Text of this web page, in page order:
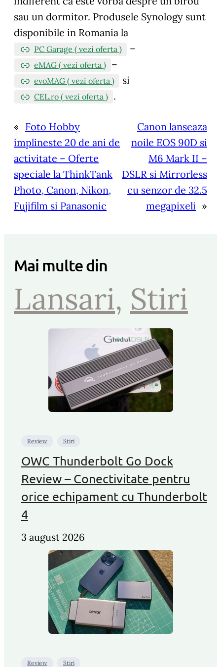
sau un dormitor. Produsele Synology sunt
disponibile in Romania la
PC Garage ( vezi oferta ) –
eMAG ( vezi oferta ) –
evoMAG ( vezi oferta ) si
CEL.ro ( vezi oferta ) .
« Foto Hobby
implineste 20 de ani de
activitate – Oferte
speciale la ThinkTank
Photo, Canon, Nikon,
Fujifilm si Panasonic
Canon lanseaza
noile EOS 90D si
M6 Mark II –
DSLR si Mirrorless
cu senzor de 32.5
megapixeli »
Mai multe din
Lansari, Stiri
Review Stiri
OWC Thunderbolt Go Dock
Review – Conectivitate pentru
orice echipament cu Thunderbolt
4
3 august 2026
Review Stiri